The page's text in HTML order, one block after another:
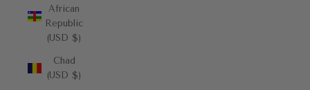
African
Republic
(USD $)
Chad
(USD $)